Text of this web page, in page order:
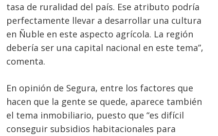
tasa de ruralidad del país. Ese atributo podría
perfectamente llevar a desarrollar una cultura
en Ñuble en este aspecto agrícola. La región
debería ser una capital nacional en este tema”,
comenta.
En opinión de Segura, entre los factores que
hacen que la gente se quede, aparece también
el tema inmobiliario, puesto que “es difícil
conseguir subsidios habitacionales para